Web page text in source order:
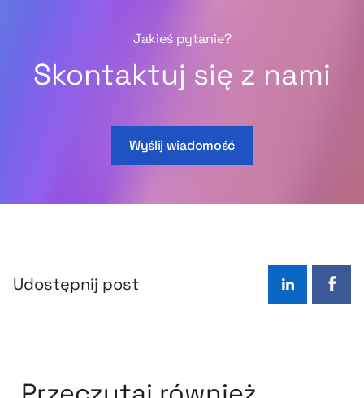
Jakieś pytanie?
Skontaktuj się z nami
Wyślij wiadomość
Udostępnij post LinkedIn